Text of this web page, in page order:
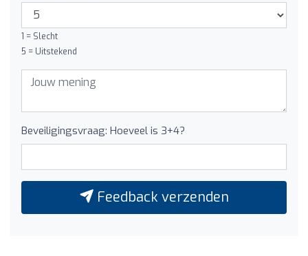
1 = Slecht
5 = Uitstekend
Beveiligingsvraag: Hoeveel is 3+4?
Feedback verzenden